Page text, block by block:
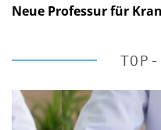
Neue Professur für
TOP-